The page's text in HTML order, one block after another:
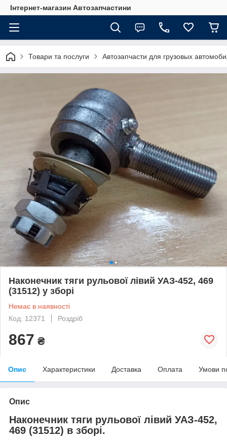
Інтернет-магазин Автозапчастини
Товари та послуги Автозапчасти для грузовых
Наконечник тяги рульової лівий УАЗ-452, 469
(31512) у зборі
Немає в наявності
Код: 12371
Роздріб
867 ₴
Опис Характеристики Доставка Оплата Умови
Опис
Наконечник тяги рульової лівий УАЗ-452,
469 (31512) в зборі.